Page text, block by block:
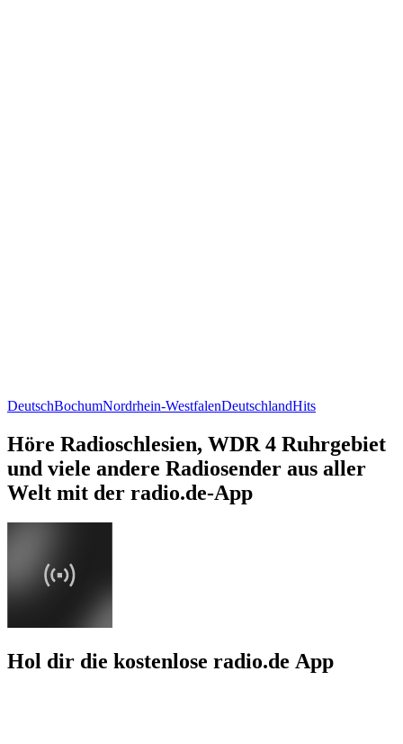
DeutschBochumNordrhein-WestfalenDeutschlandHits
Höre Radioschlesien, WDR 4 Ruhrgebiet
und viele andere Radiosender aus aller
Welt mit der radio.de-App
Hol dir die kostenlose radio.de App